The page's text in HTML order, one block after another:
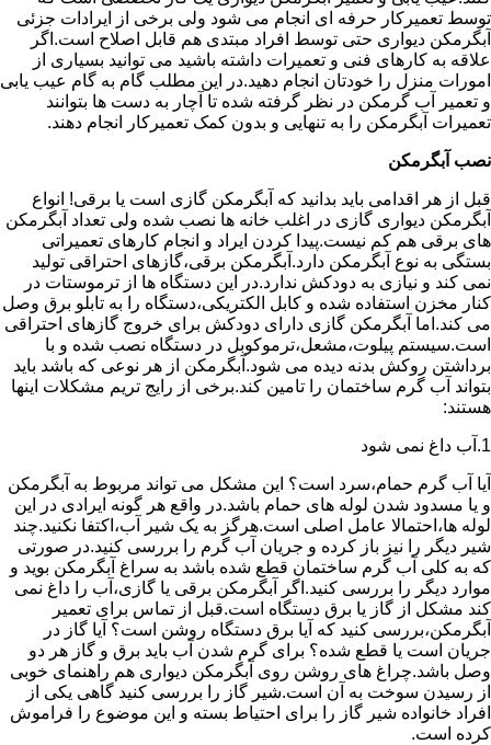
توسط تعمیرکار حرفه ای انجام می شود ولی برخی از ایرادات جزئی
آبگرمکن دیواری حتی توسط افراد مبتدی هم قابل اصلاح است.اگر
علاقه به کارهای فنی و تعمیرات داشته باشید می توانید بسیاری از
امورات منزل را خودتان انجام دهید.در این مطلب گام به گام عیب یابی
و تعمیر آب گرمکن در نظر گرفته شده تا آچار به دست ها بتوانند
تعمیرات آبگرمکن را به تنهایی و بدون کمک تعمیرکار انجام دهند.
نصب آبگرمکن
قبل از هر اقدامی باید بدانید که آبگرمکن گازی است یا برقی! انواع
آبگرمکن دیواری گازی در اغلب خانه ها نصب شده ولی تعداد آبگرمکن
های برقی هم کم نیست.پیدا کردن ایراد و انجام کارهای تعمیراتی
بستگی به نوع آبگرمکن دارد.آبگرمکن برقی،گازهای احتراقی تولید
نمی کند و نیازی به دودکش ندارد.در این دستگاه ها از ترموستات در
کنار مخزن استفاده شده و کابل الکتریکی،دستگاه را به تابلو برق وصل
می کند.اما آبگرمکن گازی دارای دودکش برای خروج گازهای احتراقی
است.سیستم پیلوت،مشعل،ترموکوبل در دستگاه نصب شده و با
برداشتن روکش بدنه دیده می شود.آبگرمکن از هر نوعی که باشد باید
بتواند آب گرم ساختمان را تامین کند.برخی از رایج تریم مشکلات اینها
هستند:
1.آب داغ نمی شود
آیا آب گرم حمام،سرد است؟ این مشکل می تواند مربوط به آبگرمکن
و یا مسدود شدن لوله های حمام باشد.در واقع هر گونه ایرادی در این
لوله ها،احتمالا عامل اصلی است.هرگز به یک شیر آب،اکتفا نکنید.چند
شیر دیگر را نیز باز کرده و جریان آب گرم را بررسی کنید.در صورتی
که به کلی آب گرم ساختمان قطع شده باشد به سراغ آبگرمکن بوید و
موارد دیگر را بررسی کنید.اگر آبگرمکن برقی یا گازی،آب را داغ نمی
کند مشکل از گاز یا برق دستگاه است.قبل از تماس برای تعمیر
آبگرمکن،بررسی کنید که آیا برق دستگاه روشن است؟ آیا گاز در
جریان است یا قطع شده؟ برای گرم شدن آب باید برق و گاز هر دو
وصل باشد.چراغ های روشن روی آبگرمکن دیواری هم راهنمای خوبی
از رسیدن سوخت به آن است.شیر گاز را بررسی کنید گاهی یکی از
افراد خانواده شیر گاز را برای احتیاط بسته و این موضوع را فراموش
کرده است.